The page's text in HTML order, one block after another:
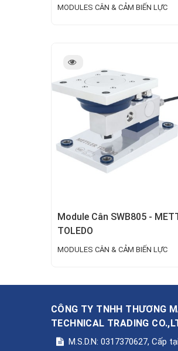
MODULES CÂN & CẢM BIẾN LỰC
Module Cân SWB805 -
TOLEDO
MODULES CÂN & CẢM BIẾN LỰC
CÔNG TY TNHH THƯƠNG
TECHNICAL TRADING
M.S.D.N: 0317370627, Cấp